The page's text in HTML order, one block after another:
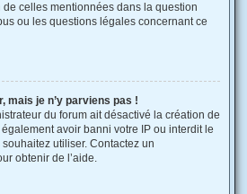
de celles mentionnées dans la question
ou les questions légales concernant ce
mais je n’y parviens pas !
du forum ait désactivé la création de
avoir banni votre IP ou interdit le
utiliser. Contactez un
obtenir de l’aide.